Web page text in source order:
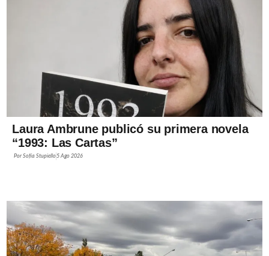
Laura Ambrune publicó su primera novela
“1993: Las Cartas”
PorSofía Stupiello5 Ago 2026